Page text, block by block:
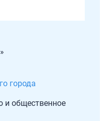
города
и общественное